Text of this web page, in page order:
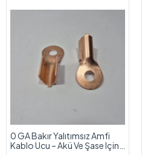
0 GA Bakır Yalıtımsız Amfi
Kablo Ucu – Akü Ve Şase Için